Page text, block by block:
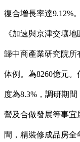
復合增長率達9.12%
《加速與京津交壤
歸中商產業研究院
体例。為8260億元
度為8.3%，調研期
營及合做發展等事宜
間，精裝修成品房